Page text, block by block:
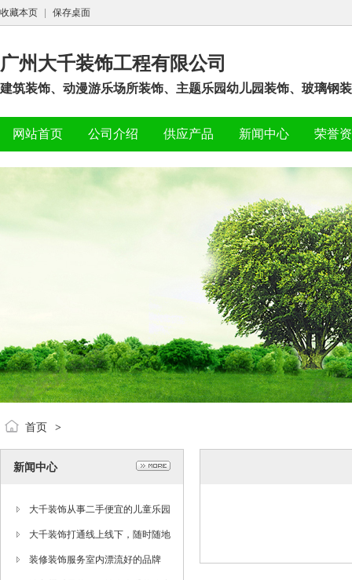
收藏本页 保存桌面
广州大千装饰工程有限公司
建筑装饰、动漫游乐场所装饰、主题乐园幼儿园装饰、玻璃钢
网站首页 公司介绍 供应产品 新闻中心 荣誉
首页 >
新闻中心
大千装饰从事二手便宜的儿童乐园
装修设备转让、出售
大千装饰打通线上线下，随时随地
关注深受欢迎的大千艺术优惠信息
装修装饰服务室内漂流好的品牌